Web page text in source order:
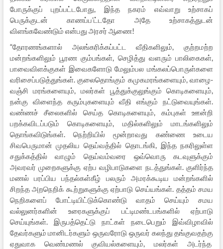
போருக்குப் புறப்பட்டபோது, இந்த நகரம் எவ்வாறு உற்சாகப்
பெருக்குடன் காணப்ப’ட்டதோ அதே உற்சாகத்துடன்
விளங்கவேண்டும் என்பது அரசர் ஆணை!
“தோரணங்களால் அலங்கரிக்கப்பட்ட வீதிகளிலும், குற்றமற்ற
மன்றங்களிலும் பூரண கும்பங்கள், செழித்து வளரும் பாலிகைகள்,
பாவைவிளக்குகள் இவைகளோடு மேலும்பல மங்கலப்பொருள்களை
வரிசைப்படுத்துங்கள். குலைதொங்கும் கமுகமரங்களையும், வாழை-
வஞ்சி மரங்களையும், மலர்கள் பூத்துக்குலுங்கும் கொடிகளையும்,
நன்கு விளைந்த கரும்புகளையும் வீதி எங்கும் நட்டுவையுங்கள்.
வண்ணச் சீலைகளில் செய்த கொடிகளையும், கம்புகள் ஊன்றி
பறக்கவிடப்படும் கொடிகளையும், மதில்களிலும் மாடங்களிலும்
தொங்கவிடுங்கள். நெற்றியில் மூன்றாவது கண்ணை உடைய
சிவபெருமான் முதலிய தெய்வத்தில் தொடங்கி, இந்த நகரிலுள்ள
சதுக்கத்தில் வாழும் தெய்வம்வரை ஒவ்வொரு கடவுளுக்கும்
அவரவர் முறைகளுக்கு ஏற்ப வழிபாடுகளை நடத்துங்கள். குளிர்ந்த
மணல் பரப்பிய பந்தல்கள்கீழ் பலரும் அமரக்கூடிய மன்றங்களில்
சிறந்த அறநெறிக் கூற்றுகளுக்கு ஏற்பாடு செய்யங்கள். தத்தம் சமய
நெறிகளைப் போட்டியிட்டுக்கொண்டு வாதம் செய்யும் சமய
வல்லுனர்களின் உரைகளுக்குப் பட்டிமண்டபங்களில் ஏற்பாடு
செய்யுங்கள். இருபத்தெட்டு நாட்கள் நடைபெறும் இவ்விழாவில்
தேவர்களும் மானிடர்களும் ஒருவரோடு ஒருவர் கலந்து தங்குவதற்கு
ஏதுவாக வெண்மணல் குவியல்களையும், மலர்கள் அடர்ந்த